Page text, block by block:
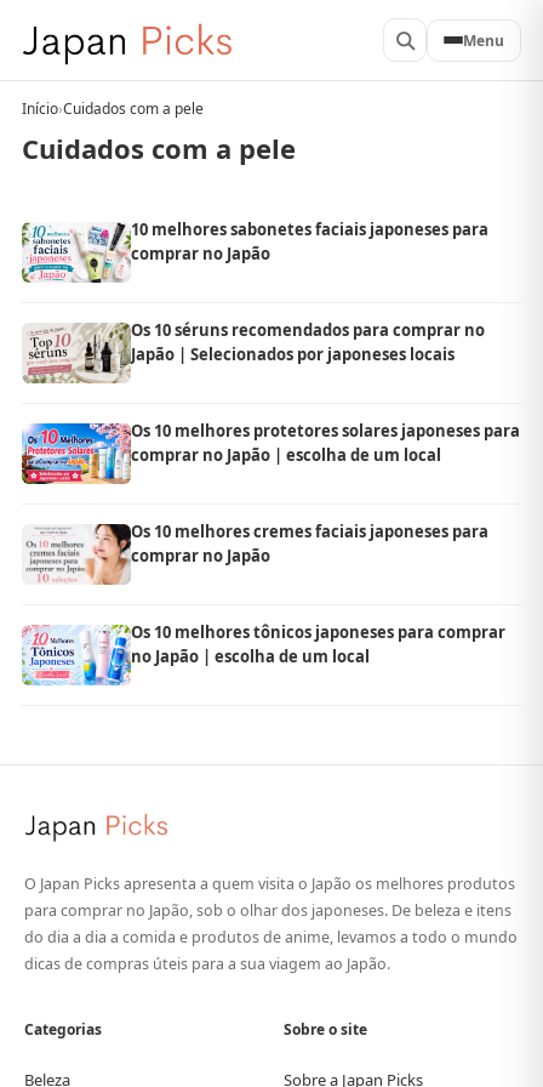
Menu
Início›Cuidados com a pele
Cuidados com a pele
10 melhores sabonetes faciais japoneses para
comprar no Japão
Os 10 séruns recomendados para comprar no
Japão | Selecionados por japoneses locais
Os 10 melhores protetores solares japoneses para
comprar no Japão | escolha de um local
Os 10 melhores cremes faciais japoneses para
comprar no Japão
Os 10 melhores tônicos japoneses para comprar
no Japão | escolha de um local
O Japan Picks apresenta a quem visita o Japão os melhores produtos
para comprar no Japão, sob o olhar dos japoneses. De beleza e itens
do dia a dia a comida e produtos de anime, levamos a todo o mundo
dicas de compras úteis para a sua viagem ao Japão.
Categorias
Beleza
Sobre o site
Sobre a Japan Picks